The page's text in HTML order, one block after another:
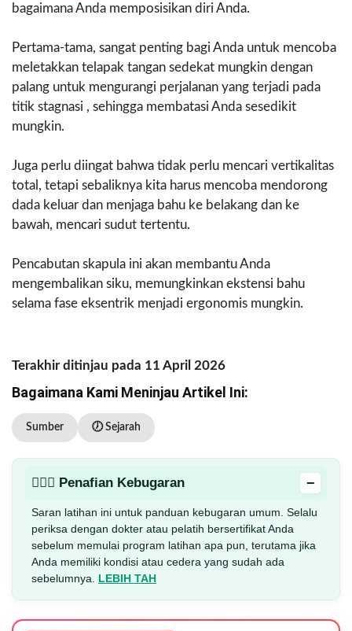
bagaimana Anda memposisikan diri Anda.
Pertama-tama, sangat penting bagi Anda untuk mencoba
meletakkan telapak tangan sedekat mungkin dengan
palang untuk mengurangi perjalanan yang terjadi pada
titik stagnasi , sehingga membatasi Anda sesedikit
mungkin.
Juga perlu diingat bahwa tidak perlu mencari vertikalitas
total, tetapi sebaliknya kita harus mencoba mendorong
dada keluar dan menjaga bahu ke belakang dan ke
bawah, mencari sudut tertentu.
Pencabutan skapula ini akan membantu Anda
mengembalikan siku, memungkinkan ekstensi bahu
selama fase eksentrik menjadi ergonomis mungkin.
Terakhir ditinjau pada 11 April 2026
Bagaimana Kami Meninjau Artikel Ini:
Sumber 🕖 Sejarah
🏋🏻‍♂️ Penafian Kebugaran −
Saran latihan ini untuk panduan kebugaran umum. Selalu
periksa dengan dokter atau pelatih bersertifikat Anda
sebelum memulai program latihan apa pun, terutama jika
Anda memiliki kondisi atau cedera yang sudah ada
sebelumnya. LEBIH TAH